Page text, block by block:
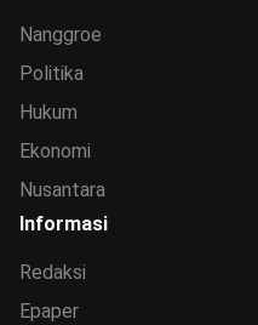
Nanggroe
Politika
Hukum
Ekonomi
Nusantara
Informasi
Redaksi
Epaper